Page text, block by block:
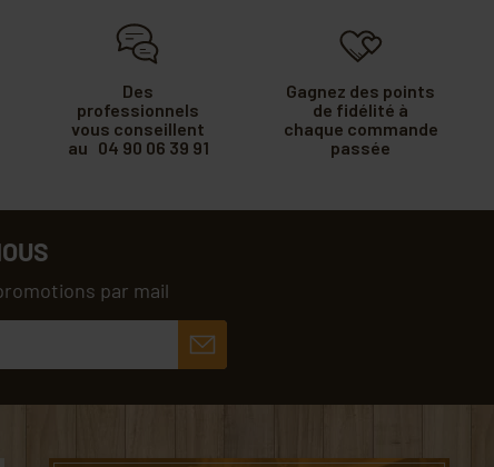
Des
professionnels
vous conseillent
au 04 90 06 39 91
Gagnez des points
de fidélité à
chaque commande
passée
par mail